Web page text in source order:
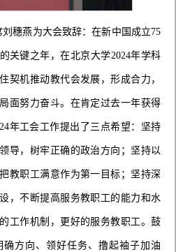
刘穗燕为大会致辞：在新中国成立75
关键之年，在北京大学2024年学科
契机推动教代会发展，形成合力，
面努力奋斗。在肯定过去一年获得
年工会工作提出了三点希望：坚持
导，树牢正确的政治方向；坚持以
教职工满意作为第一目标；坚持深
，不断提高服务教职工的能力和水
工作机制，更好的服务教职工。鼓
方向、领好任务、撸起袖子加油